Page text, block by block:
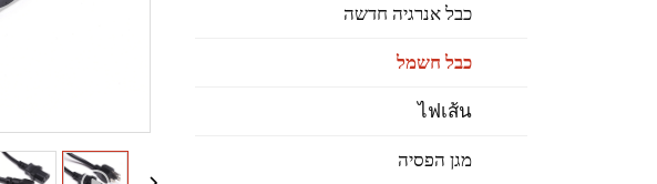
כבל אנרגיה חדשה
כבל חשמל
ไฟเส้น
מגן הפסיה